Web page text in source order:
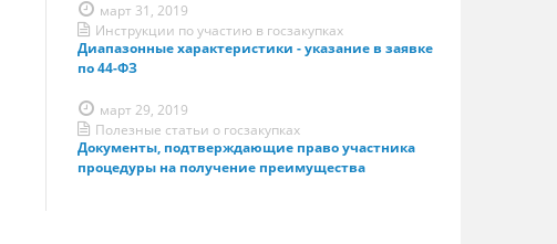
март 31, 2019
Инструкции по участию в госзакупках
Диапазонные характеристики - указание в заявке
по 44-ФЗ
март 29, 2019
Полезные статьи о госзакупках
Документы, подтверждающие право участника
процедуры на получение преимущества